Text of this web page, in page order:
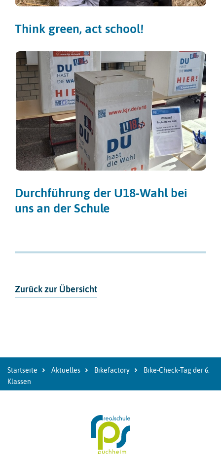
Think green, act school!
Durchführung der U18-Wahl bei
uns an der Schule
Zurück zur Übersicht
Startseite Aktuelles Bikefactory
Bike-Check-Tag der 6.
Klassen